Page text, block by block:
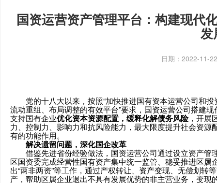
国资运营资产管理平台：构建现代
发
日期：2022-11-
党的十八大以来，按照“加快推进国有资本运营公司和投
流动重组、布局调整的有效平台”要求，国资运营公司搭建
支持国有企业优化资本资源配置，缓释化解债务风险，开展
力、控制力、影响力和抗风险能力，最大限度提升社会资
有的功能作用。
解决遗留问题，深化国企改革
借鉴先进省份经验做法，国资运营公司通过设立资产管
区国资委完成经营性国有资产集中统一监管、稳妥推进区
出“两非两资”等工作，通过产权转让、资产变现、无偿划
产，帮助区属企业退出不具有发展优势的非主营业务，变